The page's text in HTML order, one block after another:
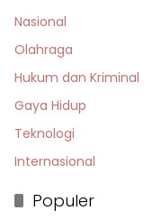
Nasional
Olahraga
Hukum dan Kriminal
Gaya Hidup
Teknologi
Internasional
Populer